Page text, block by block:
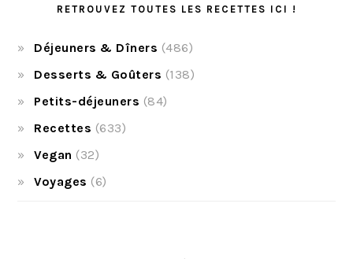
RETROUVEZ TOUTES LES RECETTES ICI !
Déjeuners & Dîners (486)
Desserts & Goûters (138)
Petits-déjeuners (84)
Recettes (633)
Vegan (32)
Voyages (6)